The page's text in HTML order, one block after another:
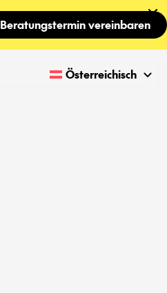
Beratungstermin vereinbaren
Österreichisch